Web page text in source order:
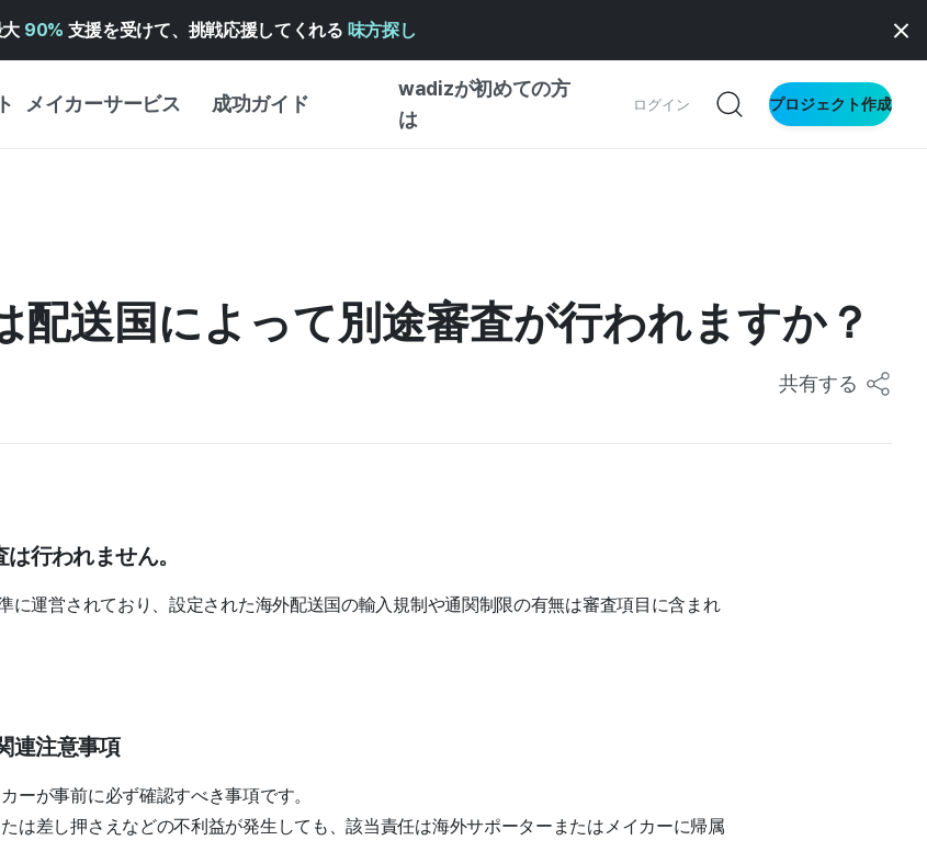
90% 支援を受けて、挑戦応援してくれる 味方探し
メイカーサービス 成功ガイド
wadizが初めての方
は
ログイン プロジェクト作成
WADIZアワード ↗︎
成功ストーリー
創作型
ビジネス向け
送国によって別途審査が行われますか？
共有する
行われません。
に運営されており、設定された海外配送国の輸入規制や通関制限の有無は審査項目に含まれ
連注意事項
ーが事前に必ず確認すべき事項です。
は差し押さえなどの不利益が発生しても、該当責任は海外サポーターまたはメイカーに帰属